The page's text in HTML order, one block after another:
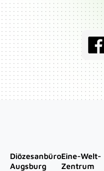
Diözesanbüro
Augsburg
Eine-Welt-
Zentrum